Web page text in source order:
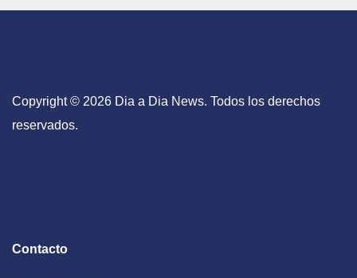
Copyright © 2026 Dia a Dia News. Todos los derechos
reservados.
Contacto